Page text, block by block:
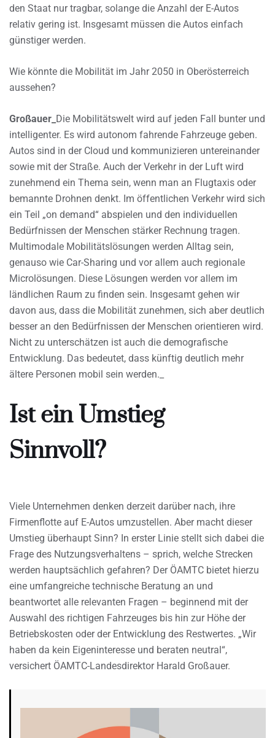
den Staat nur tragbar, solange die Anzahl der E-Autos
relativ gering ist. Insgesamt müssen die Autos einfach
günstiger werden.
Wie könnte die Mobilität im Jahr 2050 in Oberösterreich
aussehen?
Großauer_ Die Mobilitätswelt wird auf jeden Fall bunter und
intelligenter. Es wird autonom fahrende Fahrzeuge geben.
Autos sind in der Cloud und kommunizieren untereinander
sowie mit der Straße. Auch der Verkehr in der Luft wird
zunehmend ein Thema sein, wenn man an Flugtaxis oder
bemannte Drohnen denkt. Im öffentlichen Verkehr wird sich
ein Teil „on demand“ abspielen und den individuellen
Bedürfnissen der Menschen stärker Rechnung tragen.
Multimodale Mobilitätslösungen werden Alltag sein,
genauso wie Car-Sharing und vor allem auch regionale
Microlösungen. Diese Lösungen werden vor allem im
ländlichen Raum zu finden sein. Insgesamt gehen wir
davon aus, dass die Mobilität zunehmen, sich aber deutlich
besser an den Bedürfnissen der Menschen orientieren wird.
Nicht zu unterschätzen ist auch die demografische
Entwicklung. Das bedeutet, dass künftig deutlich mehr
ältere Personen mobil sein werden._
Ist ein Umstieg
Sinnvoll?
Viele Unternehmen denken derzeit darüber nach, ihre
Firmenflotte auf E-Autos umzustellen. Aber macht dieser
Umstieg überhaupt Sinn? In erster Linie stellt sich dabei die
Frage des Nutzungsverhaltens – sprich, welche Strecken
werden hauptsächlich gefahren? Der ÖAMTC bietet hierzu
eine umfangreiche technische Beratung an und
beantwortet alle relevanten Fragen – beginnend mit der
Auswahl des richtigen Fahrzeuges bis hin zur Höhe der
Betriebskosten oder der Entwicklung des Restwertes. „Wir
haben da kein Eigeninteresse und beraten neutral“,
versichert ÖAMTC-Landesdirektor Harald Großauer.